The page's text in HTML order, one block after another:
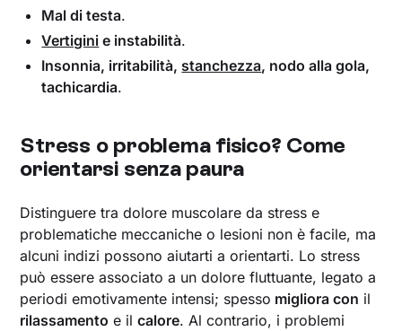
Mal di testa.
Vertigini e instabilità.
Insonnia, irritabilità, stanchezza, nodo alla gola,
tachicardia.
Stress o problema fisico? Come
orientarsi senza paura
Distinguere tra dolore muscolare da stress e
problematiche meccaniche o lesioni non è facile, ma
alcuni indizi possono aiutarti a orientarti. Lo stress
può essere associato a un dolore fluttuante, legato a
periodi emotivamente intensi; spesso migliora con il
rilassamento e ilcalore. Al contrario, i problemi